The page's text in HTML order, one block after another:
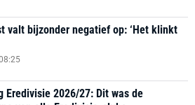
valt bijzonder negatief op: ‘Het klinkt
Eredivisie 2026/27: Dit was de